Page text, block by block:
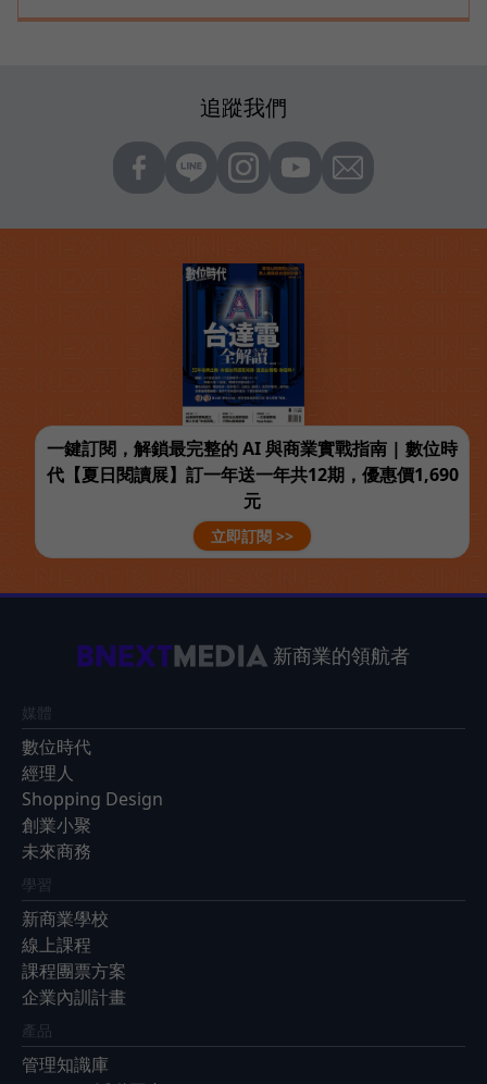
追蹤我們
一鍵訂閱，解鎖最完整的 AI 與商業實戰指南 | 數位時
代【夏日閱讀展】訂一年送一年共12期，優惠價1,690
元
立即訂閱 >>
新商業的領航者
媒體
數位時代
經理人
Shopping Design
創業小聚
未來商務
學習
新商業學校
線上課程
課程團票方案
企業內訓計畫
產品
管理知識庫